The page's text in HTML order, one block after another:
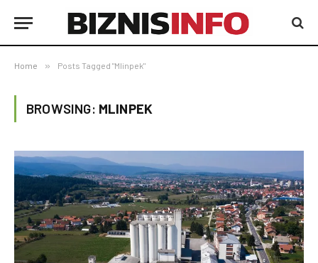
Home » Posts Tagged "Mlinpek"
BROWSING: MLINPEK